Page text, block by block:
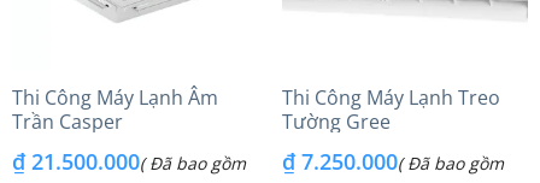
Thi Công Máy Lạnh Âm
Trần Casper
₫21.500.000( Đã bao gồm
Thi Công Máy Lạnh Treo
Tường Gree
₫7.250.000( Đã bao gồm